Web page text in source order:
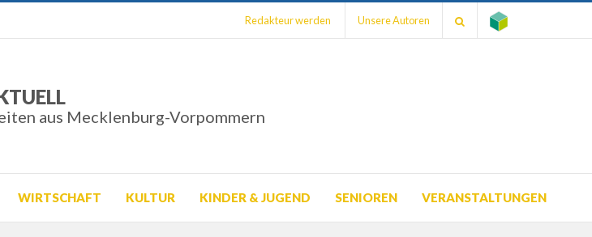
Redakteur werden Unsere Autoren
aus Mecklenburg-Vorpommern
WIRTSCHAFT KULTUR KINDER & JUGEND SENIOREN VERANSTALTUNGEN